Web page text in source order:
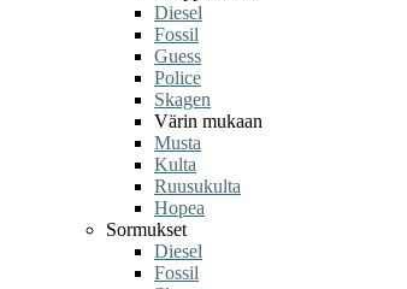
Diesel
Fossil
Guess
Police
Skagen
Värin mukaan
Musta
Kulta
Ruusukulta
Hopea
Sormukset
Diesel
Fossil